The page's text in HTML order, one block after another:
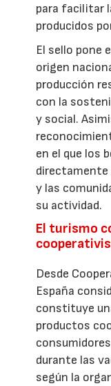
para facilitar
producidos
El sello pone
origen
producción
con la
y social.
en el que los
directamente
y las
su actividad.
El turismo
Desde
España
constituye
productos
durante las
según la